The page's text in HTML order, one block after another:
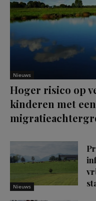
Nieuws
Hoger risico op
kinderen met een
Nieuws